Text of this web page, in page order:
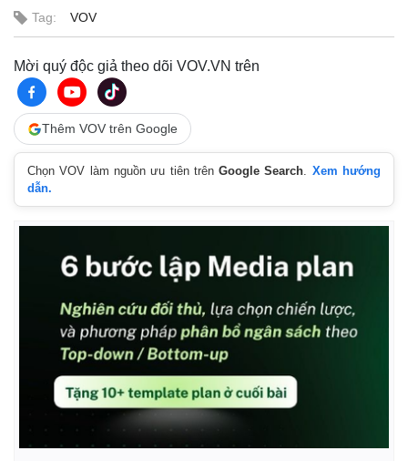
Tag: VOV
Mời quý độc giả theo dõi VOV.VN trên
Thêm VOV trên Google
Chọn VOV làm nguồn ưu tiên trênGoogle Search. Xem hướng
dẫn.